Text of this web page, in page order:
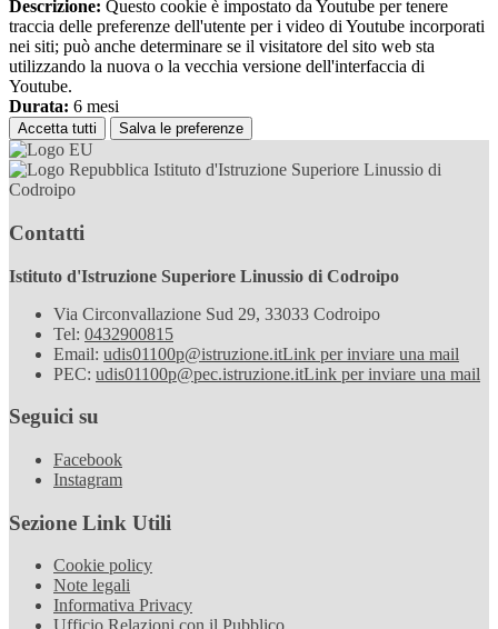
Descrizione: Questo cookie è impostato da Youtube per tenere
traccia delle preferenze dell'utente per i video di Youtube incorporati
nei siti; può anche determinare se il visitatore del sito web sta
utilizzando la nuova o la vecchia versione dell'interfaccia di
Youtube.
Durata: 6 mesi
Accetta tutti Salva le preferenze
Istituto d'Istruzione Superiore Linussio di
Codroipo
Contatti
Istituto d'Istruzione Superiore Linussio di Codroipo
Via Circonvallazione Sud 29, 33033 Codroipo
Tel: 0432900815
Email: udis01100p@istruzione.itLink per inviare una mail
PEC: udis01100p@pec.istruzione.itLink per inviare una mail
Seguici su
Facebook
Instagram
Sezione Link Utili
Cookie policy
Note legali
Informativa Privacy